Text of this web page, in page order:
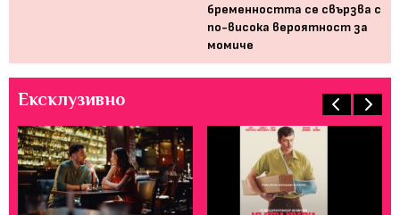
бременността се свързва с
по-висока вероятност за
момиче
Ексклузивно